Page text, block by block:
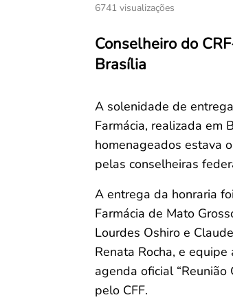
6741 visualizações
Conselheiro do
Brasília
A solenidade de
Farmácia, realizada em
homenageados estava
pelas conselheiras
A entrega da honraria
Farmácia de Mato
Lourdes Oshiro e
Renata Rocha, e
agenda oficial
pelo CFF.